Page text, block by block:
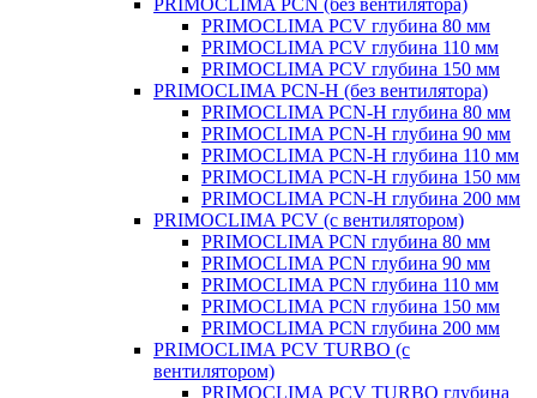
PRIMOCLIMA PCN (без вентилятора)
PRIMOCLIMA PCV глубина 80 мм
PRIMOCLIMA PCV глубина 110 мм
PRIMOCLIMA PCV глубина 150 мм
PRIMOCLIMA PCN-H (без вентилятора)
PRIMOCLIMA PCN-H глубина 80 мм
PRIMOCLIMA PCN-H глубина 90 мм
PRIMOCLIMA PCN-H глубина 110 мм
PRIMOCLIMA PCN-H глубина 150 мм
PRIMOCLIMA PCN-H глубина 200 мм
PRIMOCLIMA PCV (c вентилятором)
PRIMOCLIMA PCN глубина 80 мм
PRIMOCLIMA PCN глубина 90 мм
PRIMOCLIMA PCN глубина 110 мм
PRIMOCLIMA PCN глубина 150 мм
PRIMOCLIMA PCN глубина 200 мм
PRIMOCLIMA PCV TURBO (c
вентилятором)
PRIMOCLIMA PCV TURBO глубина